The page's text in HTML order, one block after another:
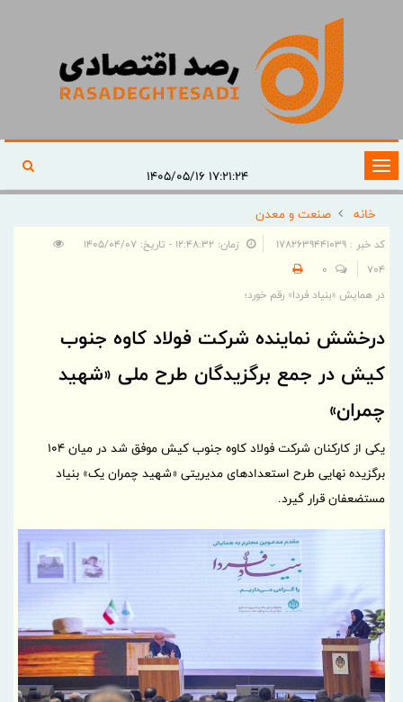
تغییر
وضعیت
ناوبری
خانه
صنعت و معدن
کد خبر : 1782639441039
زمان: ۱۲:۴۸:۳۲ - تاریخ: ۱۴۰۵/۰۴/۰۷
704
0
در همایش «بنیاد فردا» رقم خورد؛
درخشش نماینده شرکت فولاد کاوه جنوب
کیش در جمع برگزیدگان طرح ملی «شهید
چمران»
یکی از کارکنان شرکت فولاد کاوه جنوب کیش موفق شد در میان ۱۰۴
برگزیده نهایی طرح استعدادهای مدیریتی «شهید چمران یک» بنیاد
مستضعفان قرار گیرد.